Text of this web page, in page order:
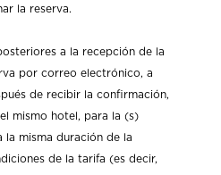
la reserva.
a la recepción de la
por correo electrónico, a
de recibir la confirmación,
mismo hotel, para la (s)
la misma duración de la
de la tarifa (es decir,